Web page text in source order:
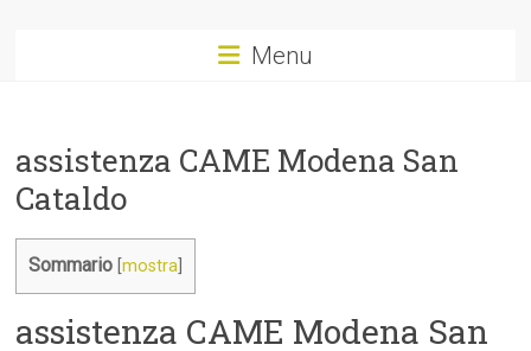
Menu
assistenza CAME Modena San
Cataldo
Sommario [mostra
assistenza CAME Modena San